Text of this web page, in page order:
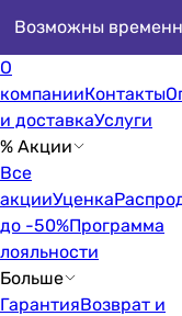
Возможны
О
компанииКонтакты
и доставкаУслуги
% Акции
Все
акцииУценка
до -50%Программа
лояльности
Больше
ГарантияВозврат и